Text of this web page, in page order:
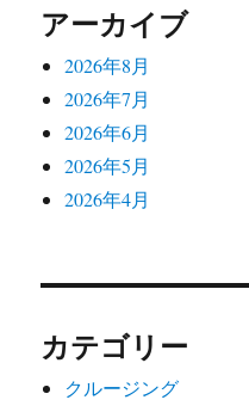
アーカイブ
2026年8月
2026年7月
2026年6月
2026年5月
2026年4月
カテゴリー
クルージング